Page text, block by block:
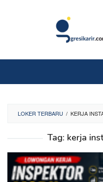
LOKER TERBARU / KERJA
Tag: kerja